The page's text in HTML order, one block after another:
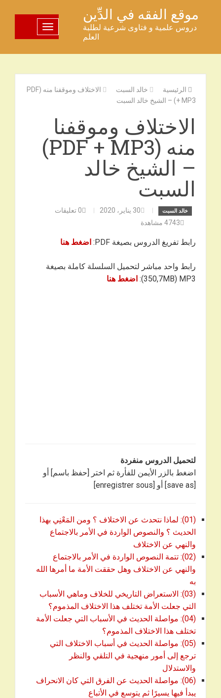
المحتوى
موقع الفقه في الدِّين
دروس علمية و فتاوى شرعية لطلبة
العلم
تبديل اللوحة
الرئيسية خالد السبت
الاختلاف وموقفنا منه (PDF
+ MP3) – الشيخ خالد السبت
الاختلاف وموقفنا
منه (PDF + MP3)
– الشيخ خالد
السبت
خالد السبت 30 يناير، 2020 0تعليقات
4743 مشاهدة
رابط تفريغ الدروس بصيغة PDF: اضغط هنا
رابط واحد مباشر لتحميل السلسلة كاملة بصيغة
350,7MB) MP3):
اضغط هنا
لتحميل الدروس منفردة
اضغط بالزر الأيمن للفأرة ثم اختر [حفظ باسم] أو
[save as] أو [enregistrer sous]
(01): لماذا نتحدث عن الاختلاف ؟ ومن المَعْنِي بهذا
الحديث ؟ والنصوص الواردة في الأمر بالاجتماع
والنهي عن الاختلاف
(02): تتمة النصوص الواردة في الأمر بالاجتماع
والنهي عن الاختلاف وهل حققت الأمة ما أمرها الله
به
(03): الاستعراض التاريخي للخلاف وماهي الأسباب
التي جعلت الأمة تختلف هذا الاختلاف المذموم؟
(04): مواصلة الحديث في الأسباب التي جعلت الأمة
تختلف هذا الاختلاف المذموم؟
(05): مواصلة الحديث في أسباب الاختلاف التي
ترجع إلى أمور منهجية في التلقي والنظر
والاستدلال
(06): مواصلة الحديث عن الفرق التي كان الانحراف
يبدأ فيها يسيرًا ثم يتوسع في الأتباع